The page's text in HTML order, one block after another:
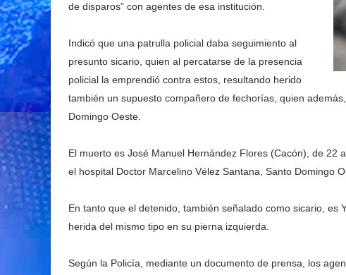
de disparos” con agentes de esa institución.
Indicó que una patrulla policial daba seguimiento al
presunto sicario, quien al percatarse de la presencia
policial la emprendió contra estos, resultando herido
también un supuesto compañero de fechorías, quien
Domingo Oeste.
El muerto es José Manuel Hernández Flores (Cacón), de 22
el hospital Doctor Marcelino Vélez Santana, Santo Domingo
En tanto que el detenido, también señalado como sicario, es
herida del mismo tipo en su pierna izquierda.
Según la Policía, mediante un documento de prensa, los